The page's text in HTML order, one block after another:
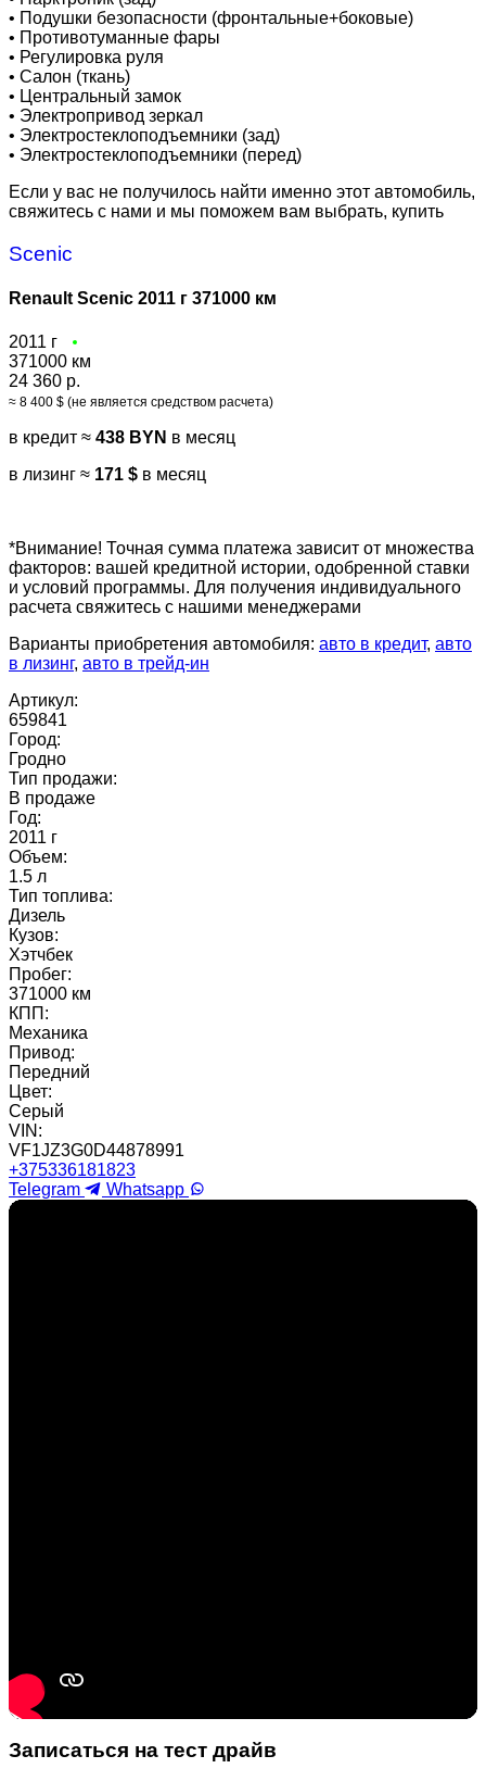
• Подушки безопасности (фронтальные+боковые)
• Противотуманные фары
• Регулировка руля
• Салон (ткань)
• Центральный замок
• Электропривод зеркал
• Электростеклоподъемники (зад)
• Электростеклоподъемники (перед)
Если у вас не получилось найти именно этот автомобиль,
свяжитесь с нами и мы поможем вам выбрать, купить
Scenic
Renault Scenic 2011 г 371000 км
2011 г
371000 км
24 360 р.
≈ 8 400 $ (не является средством расчета)
в кредит ≈ 438 BYN в месяц
в лизинг ≈ 171 $ в месяц
*Внимание! Точная сумма платежа зависит от множества
факторов: вашей кредитной истории, одобренной ставки
и условий программы. Для получения индивидуального
расчета свяжитесь с нашими менеджерами
Варианты приобретения автомобиля: авто в кредит, авто
в лизинг, авто в трейд-ин
Артикул:
659841
Город:
Гродно
Тип продажи:
В продаже
Год:
2011 г
Объем:
1.5 л
Тип топлива:
Дизель
Кузов:
Хэтчбек
Пробег:
371000 км
КПП:
Механика
Привод:
Передний
Цвет:
Серый
VIN:
VF1JZ3G0D44878991
+375336181823
Telegram
Whatsapp
Записаться на тест драйв